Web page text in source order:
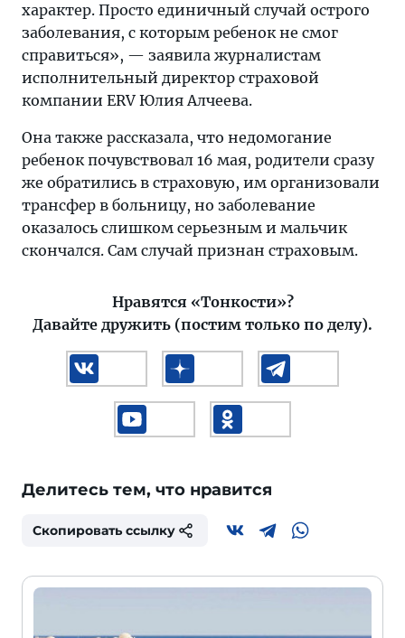
характер. Просто единичный случай острого
заболевания, с которым ребенок не смог
справиться», — заявила журналистам
исполнительный директор страховой
компании ERV Юлия Алчеева.
Она также рассказала, что недомогание
ребенок почувствовал 16 мая, родители сразу
же обратились в страховую, им организовали
трансфер в больницу, но заболевание
оказалось слишком серьезным и мальчик
скончался. Сам случай признан страховым.
Нравятся «Тонкости»?
Давайте дружить (постим только по делу).
Делитесь тем, что нравится
Скопировать ссылку